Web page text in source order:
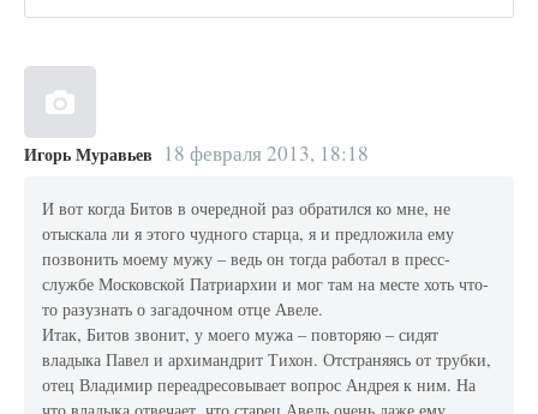
Игорь Муравьев 18 февраля 2013, 18:18
И вот когда Битов в очередной раз обратился ко мне, не
отыскала ли я этого чудного старца, я и предложила ему
позвонить моему мужу – ведь он тогда работал в пресс-
службе Московской Патриархии и мог там на месте хоть что-
то разузнать о загадочном отце Авеле.
Итак, Битов звонит, у моего мужа – повторяю – сидят
владыка Павел и архимандрит Тихон. Отстраняясь от трубки,
отец Владимир переадресовывает вопрос Андрея к ним. На